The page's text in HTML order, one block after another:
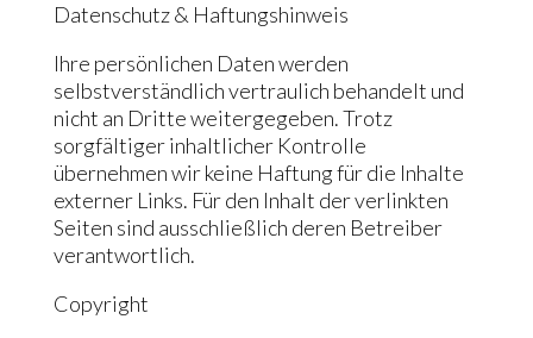
Datenschutz & Haftungshinweis
Ihre persönlichen Daten werden
selbstverständlich vertraulich behandelt und
nicht an Dritte weitergegeben. Trotz
sorgfältiger inhaltlicher Kontrolle
übernehmen wir keine Haftung für die Inhalte
externer Links. Für den Inhalt der verlinkten
Seiten sind ausschließlich deren Betreiber
verantwortlich.
Copyright